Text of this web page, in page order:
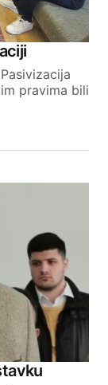
pravima bili